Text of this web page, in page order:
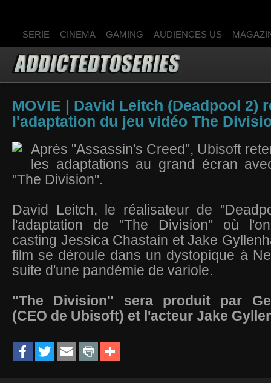
SERIE CINEMA GAMING AUDIENCES US
MOVIE | David Leitch (Deadpool 2)
l'adaptation du jeu vidéo The
Après "Assassin's Creed", Ubisoft
les adaptations au grand écran
"The Division".
David Leitch, le réalisateur de
l'adaptation de "The Division" où
casting Jessica Chastain et Jake
film se déroule dans un dystopique à
suite d'une pandémie de variole.
"The Division" sera produit par
(CEO de Ubisoft) et l'acteur Jake